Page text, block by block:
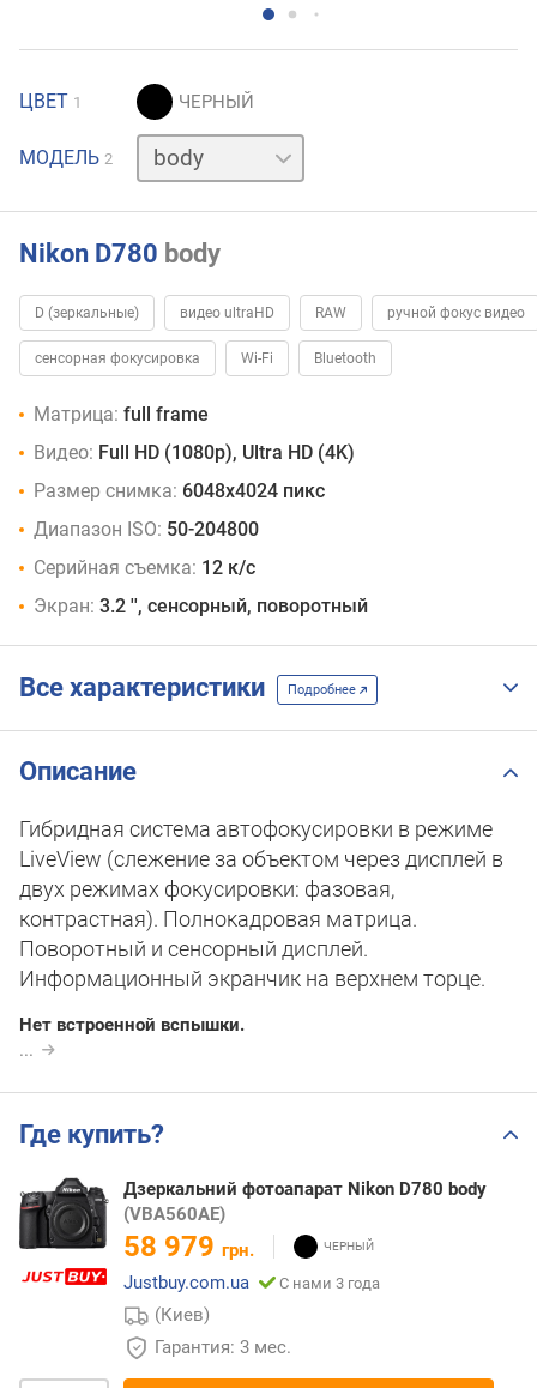
ЦВЕТ 1
МОДЕЛЬ 2
24-
120
Nikon D780 body
D (зеркальные) видео ultraHD RAW ручной фокус видео
сенсорная фокусировка Wi-Fi Bluetooth
Матрица: full frame
Видео: Full HD (1080p), Ultra HD (4K)
Размер снимка: 6048x4024 пикс
Диапазон ISO: 50-204800
Серийная съемка: 12 к/с
Экран: 3.2 '', сенсорный, поворотный
Все характеристики Подробнее
Описание
Гибридная система автофокусировки в режиме
LiveView (слежение за объектом через дисплей в
двух режимах фокусировки: фазовая,
контрастная). Полнокадровая матрица.
Поворотный и сенсорный дисплей.
Информационный экранчик на верхнем торце.
Нет встроенной вспышки.
...
Где купить?
Дзеркальний фотоапарат Nikon D780 body
(VBA560AE)
58 979 грн.
Justbuy.com.ua
С нами 3 года
(Киев)
Гарантия: 3 мес.